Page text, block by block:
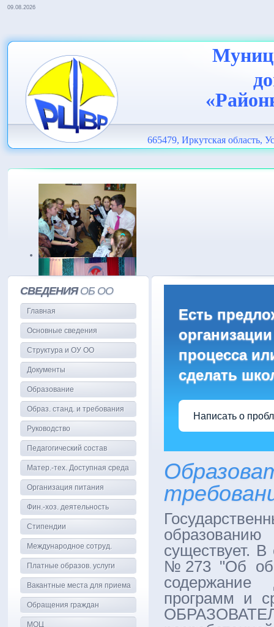
09.08.2026
665479, Иркутская область,
Есть
процесса
сделать
Написать о
существует.
№273 "Об
содержание
программ и
СВЕДЕНИЯОБ ОО
Главная
Основные сведения
Структура и ОУ ОО
Документы
Образование
Образ. станд. и требования
Руководство
Педагогический состав
Матер.-тех. Доступная среда
Организация питания
Фин.-хоз. деятельность
Стипендии
Международное сотруд.
Платные образов. услуги
Вакантные места для приема
Обращения граждан
МОЦ